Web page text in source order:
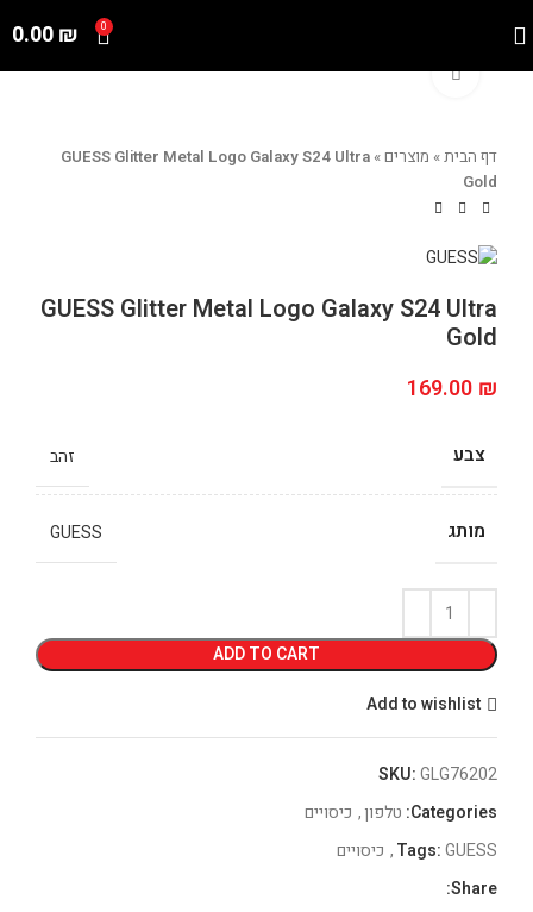
0
0.00₪
Click to enlarge
דף הבית» מוצרים»
GUESS Glitter Metal Logo Galaxy S24 Ultra
Gold
GUESS Glitter Metal Logo Galaxy S24 Ultra
Gold
169.00 ₪
צבע זהב
מותג GUESS
ADD TO CART
Add to wishlist
SKU:GLG76202
Categories: טלפון, כיסויים
Tags:GUESS
, כיסויים
Share: